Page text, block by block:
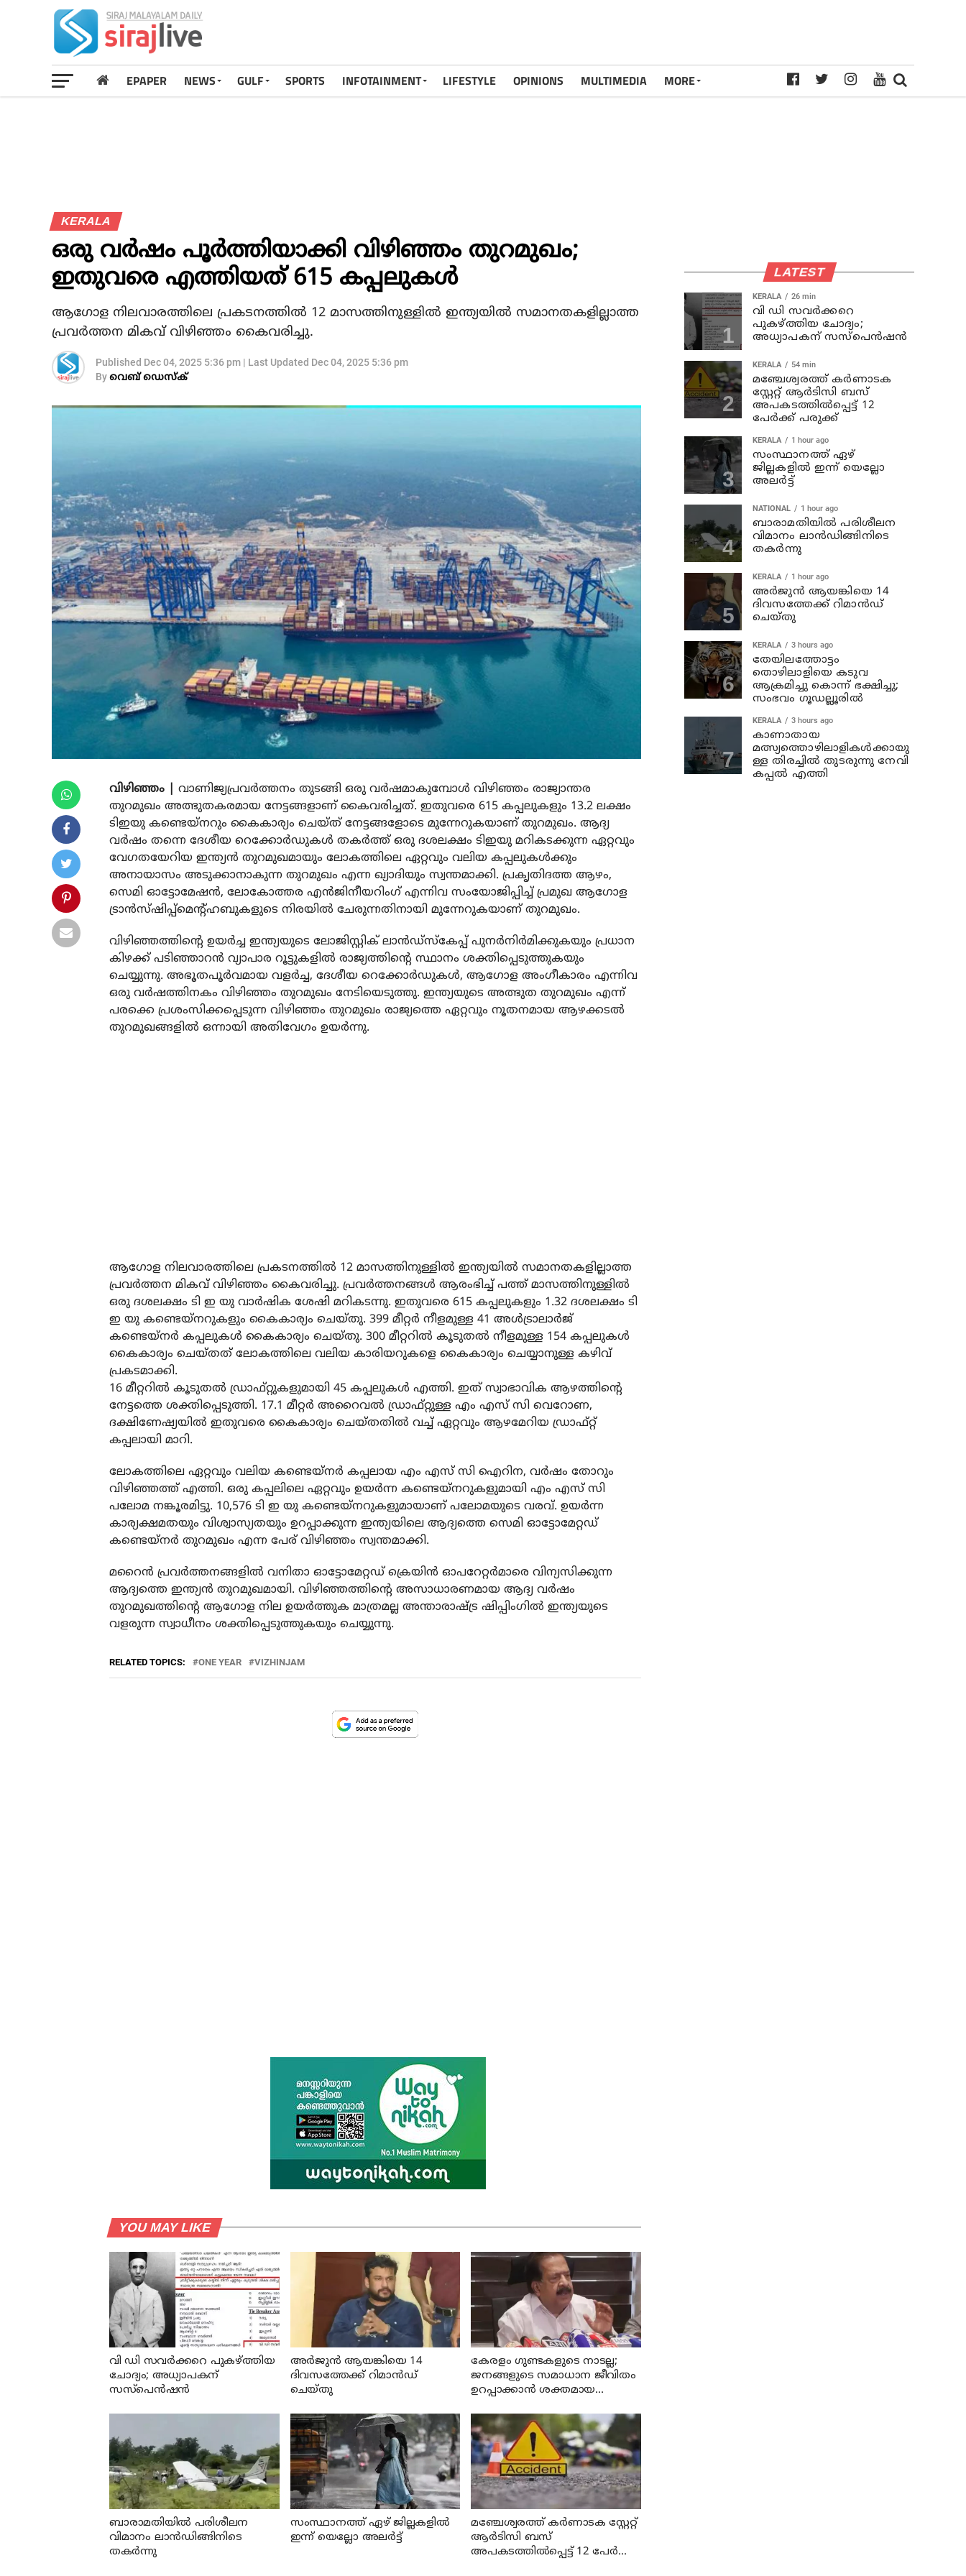
EPAPER NEWS GULF SPORTS INFOTAINMENT LIFESTYLE OPINIONS MULTIMEDIA MORE
KERALA
ഒരു വര്‍ഷം പൂര്‍ത്തിയാക്കി വിഴിഞ്ഞം തുറമുഖം;
ഇതുവരെ എത്തിയത് 615 കപ്പലുകള്‍
ആഗോള നിലവാരത്തിലെ പ്രകടനത്തില്‍ 12 മാസത്തിനുള്ളില്‍ ഇന്ത്യയില്‍ സമാനതകളില്ലാത്ത
പ്രവര്‍ത്തന മികവ് വിഴിഞ്ഞം കൈവരിച്ചു.
Published Dec 04, 2025 5:36 pm | Last Updated Dec 04, 2025 5:36 pm
Byവെബ് ഡെസ്‌ക്
വിഴിഞ്ഞം |
വാണിജ്യപ്രവര്‍ത്തനം തുടങ്ങി ഒരു വര്‍ഷമാകുമ്പോള്‍ വിഴിഞ്ഞം രാജ്യാന്തര
തുറമുഖം അത്ഭുതകരമായ നേട്ടങ്ങളാണ് കൈവരിച്ചത്. ഇതുവരെ 615 കപ്പലുകളും 13.2 ലക്ഷം
ടിഇയു കണ്ടെയ്‌നറും കൈകാര്യം ചെയ്ത് നേട്ടങ്ങളോടെ മുന്നേറുകയാണ് തുറമുഖം. ആദ്യ
വര്‍ഷം തന്നെ ദേശീയ റെക്കോര്‍ഡുകള്‍ തകര്‍ത്ത് ഒരു ദശലക്ഷം ടിഇയു മറികടക്കുന്ന ഏറ്റവും
വേഗതയേറിയ ഇന്ത്യന്‍ തുറമുഖമായും ലോകത്തിലെ ഏറ്റവും വലിയ കപ്പലുകള്‍ക്കും
അനായാസം അടുക്കാനാകുന്ന തുറമുഖം എന്ന ഖ്യാദിയും സ്വന്തമാക്കി. പ്രകൃതിദത്ത ആഴം,
സെമി ഓട്ടോമേഷന്‍, ലോകോത്തര എൻജിനീയറിംഗ് എന്നിവ സംയോജിപ്പിച്ച് പ്രമുഖ ആഗോള
ട്രാന്‍സ്ഷിപ്പ്‌മെന്റ്ഹബുകളുടെ നിരയില്‍ ചേരുന്നതിനായി മുന്നേറുകയാണ് തുറമുഖം.
വിഴിഞ്ഞത്തിന്റെ ഉയര്‍ച്ച ഇന്ത്യയുടെ ലോജിസ്റ്റിക് ലാന്‍ഡ്‌സ്‌കേപ്പ് പുനര്‍നിര്‍മിക്കുകയും പ്രധാന
കിഴക്ക് പടിഞ്ഞാറന്‍ വ്യാപാര റൂട്ടുകളില്‍ രാജ്യത്തിന്റെ സ്ഥാനം ശക്തിപ്പെടുത്തുകയും
ചെയ്യുന്നു. അഭൂതപൂര്‍വമായ വളര്‍ച്ച, ദേശീയ റെക്കോര്‍ഡുകള്‍, ആഗോള അംഗീകാരം എന്നിവ
ഒരു വര്‍ഷത്തിനകം വിഴിഞ്ഞം തുറമുഖം നേടിയെടുത്തു. ഇന്ത്യയുടെ അത്ഭുത തുറമുഖം എന്ന്
പരക്കെ പ്രശംസിക്കപ്പെടുന്ന വിഴിഞ്ഞം തുറമുഖം രാജ്യത്തെ ഏറ്റവും നൂതനമായ ആഴക്കടല്‍
തുറമുഖങ്ങളില്‍ ഒന്നായി അതിവേഗം ഉയര്‍ന്നു.
ആഗോള നിലവാരത്തിലെ പ്രകടനത്തില്‍ 12 മാസത്തിനുള്ളില്‍ ഇന്ത്യയില്‍ സമാനതകളില്ലാത്ത
പ്രവര്‍ത്തന മികവ് വിഴിഞ്ഞം കൈവരിച്ചു. പ്രവര്‍ത്തനങ്ങള്‍ ആരംഭിച്ച് പത്ത് മാസത്തിനുള്ളില്‍
ഒരു ദശലക്ഷം ടി ഇ യു വാര്‍ഷിക ശേഷി മറികടന്നു. ഇതുവരെ 615 കപ്പലുകളും 1.32 ദശലക്ഷം ടി
ഇ യു കണ്ടെയ്‌നറുകളും കൈകാര്യം ചെയ്തു. 399 മീറ്റര്‍ നീളമുള്ള 41 അള്‍ട്രാലാര്‍ജ്
കണ്ടെയ്‌നര്‍ കപ്പലുകള്‍ കൈകാര്യം ചെയ്തു. 300 മീറ്ററില്‍ കൂടുതല്‍ നീളമുള്ള 154 കപ്പലുകള്‍
കൈകാര്യം ചെയ്തത് ലോകത്തിലെ വലിയ കാരിയറുകളെ കൈകാര്യം ചെയ്യാനുള്ള കഴിവ്
പ്രകടമാക്കി.
16 മീറ്ററില്‍ കൂടുതല്‍ ഡ്രാഫ്റ്റുകളുമായി 45 കപ്പലുകള്‍ എത്തി. ഇത് സ്വാഭാവിക ആഴത്തിന്റെ
നേട്ടത്തെ ശക്തിപ്പെടുത്തി. 17.1 മീറ്റര്‍ അറൈവല്‍ ഡ്രാഫ്റ്റുള്ള എം എസ്‌ സി വെറോണ,
ദക്ഷിണേഷ്യയില്‍ ഇതുവരെ കൈകാര്യം ചെയ്തതില്‍ വച്ച് ഏറ്റവും ആഴമേറിയ ഡ്രാഫ്റ്റ്
കപ്പലായി മാറി.
ലോകത്തിലെ ഏറ്റവും വലിയ കണ്ടെയ്‌നര്‍ കപ്പലായ എം എസ്‌ സി ഐറിന, വര്‍ഷം തോറും
വിഴിഞ്ഞത്ത് എത്തി. ഒരു കപ്പലിലെ ഏറ്റവും ഉയര്‍ന്ന കണ്ടെയ്‌നറുകളുമായി എം എസ്‌ സി
പലോമ നങ്കൂരമിട്ടു. 10,576 ടി ഇ യു കണ്ടെയ്‌നറുകളുമായാണ് പലോമയുടെ വരവ്. ഉയര്‍ന്ന
കാര്യക്ഷമതയും വിശ്വാസ്യതയും ഉറപ്പാക്കുന്ന ഇന്ത്യയിലെ ആദ്യത്തെ സെമി ഓട്ടോമേറ്റഡ്
കണ്ടെയ്‌നര്‍ തുറമുഖം എന്ന പേര് വിഴിഞ്ഞം സ്വന്തമാക്കി.
മറൈന്‍ പ്രവര്‍ത്തനങ്ങളില്‍ വനിതാ ഓട്ടോമേറ്റഡ് ക്രെയിന്‍ ഓപറേറ്റര്‍മാരെ വിന്യസിക്കുന്ന
ആദ്യത്തെ ഇന്ത്യന്‍ തുറമുഖമായി. വിഴിഞ്ഞത്തിന്റെ അസാധാരണമായ ആദ്യ വര്‍ഷം
തുറമുഖത്തിന്റെ ആഗോള നില ഉയര്‍ത്തുക മാത്രമല്ല അന്താരാഷ്ട്ര ഷിപ്പിംഗില്‍ ഇന്ത്യയുടെ
വളരുന്ന സ്വാധീനം ശക്തിപ്പെടുത്തുകയും ചെയ്യുന്നു.
RELATED TOPICS: ONE YEAR VIZHINJAM
YOU MAY LIKE
വി ഡി സവര്‍ക്കറെ പുകഴ്ത്തിയ
ചോദ്യം; അധ്യാപകന്
സസ്പെന്‍ഷന്‍
അര്‍ജുന്‍ ആയങ്കിയെ 14
ദിവസത്തേക്ക് റിമാൻഡ്
ചെയ്തു
കേരളം ഗുണ്ടകളുടെ നാടല്ല;
ജനങ്ങളുടെ സമാധാന ജീവിതം
ഉറപ്പാക്കാന്‍ ശക്തമായ
ബാരാമതിയില്‍ പരിശീലന
വിമാനം ലാന്‍ഡിങ്ങിനിടെ
തകര്‍ന്നു
സംസ്ഥാനത്ത് ഏഴ് ജില്ലകളില്‍
ഇന്ന് യെല്ലോ അലര്‍ട്ട്
മഞ്ചേശ്വരത്ത് കര്‍ണാടക സ്റ്റേറ്റ്
ആര്‍ടിസി ബസ്
അപകടത്തില്‍പ്പെട്ട് 12 പേര്‍ക്ക്
LATEST
KERALA 26 min
വി ഡി സവര്‍ക്കറെ
പുകഴ്ത്തിയ ചോദ്യം;
അധ്യാപകന് സസ്പെന്‍ഷന്‍
KERALA 54 min
മഞ്ചേശ്വരത്ത് കര്‍ണാടക
സ്റ്റേറ്റ് ആര്‍ടിസി ബസ്
അപകടത്തില്‍പ്പെട്ട് 12
പേര്‍ക്ക് പരുക്ക്
KERALA 1 hour ago
സംസ്ഥാനത്ത് ഏഴ്
ജില്ലകളില്‍ ഇന്ന് യെല്ലോ
അലര്‍ട്ട്
NATIONAL 1 hour ago
ബാരാമതിയില്‍ പരിശീലന
വിമാനം ലാന്‍ഡിങ്ങിനിടെ
തകര്‍ന്നു
KERALA 1 hour ago
അര്‍ജുന്‍ ആയങ്കിയെ 14
ദിവസത്തേക്ക് റിമാൻഡ്
ചെയ്തു
KERALA 3 hours ago
തേയിലത്തോട്ടം
തൊഴിലാളിയെ കടുവ
ആക്രമിച്ചു കൊന്ന് ഭക്ഷിച്ചു;
സംഭവം ഗൂഡല്ലൂരില്‍
KERALA 3 hours ago
കാണാതായ
മത്സ്യത്തൊഴിലാളികള്‍ക്കായു
ള്ള തിരച്ചില്‍ തുടരുന്നു നേവി
കപ്പല്‍ എത്തി